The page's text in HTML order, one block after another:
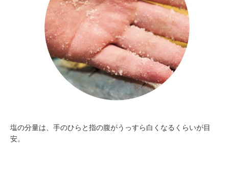
塩の分量は、手のひらと指の腹がうっすら白くなるくらいが目
安。